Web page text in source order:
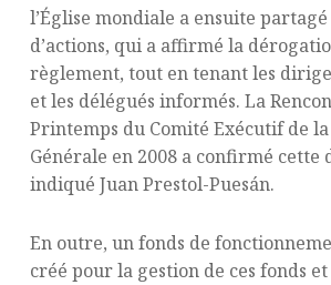
l’Église mondiale a ensuite
d’actions, qui a affirmé la
règlement, tout en tenant les
et les délégués informés. La
Printemps du Comité Exécutif de
Générale en 2008 a confirmé cette
indiqué Juan Prestol-Puesán.
En outre, un fonds de
créé pour la gestion de ces fonds